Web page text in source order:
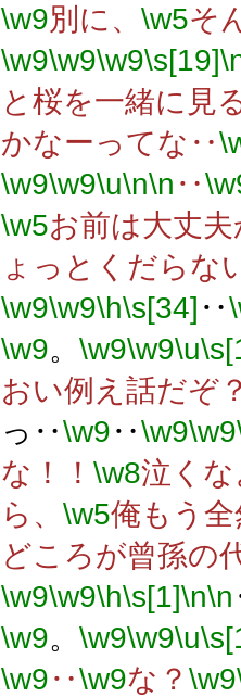
\w9別に、 \w5そ
\w9\w9\w9\s[19]
と桜を一緒に見
かなーってな‥
\w9\w9\u\n\n ‥
\w5お前は大丈
ょっとくだらな
\w9\w9\h\s[34] ‥
\w9。 \w9\w9\u
おい例え話だぞ
っ‥\w9‥\w9\w9
な！！ \w8泣く
ら、 \w5俺もう
どころが曾孫の
\w9\w9\h\s[1]\n\n
\w9。 \w9\w9\u
\w9‥\w9な？ \w9